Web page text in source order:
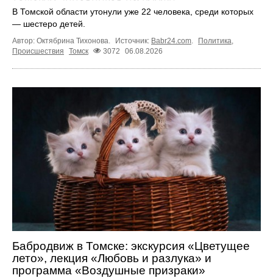
В Томской области утонули уже 22 человека, среди которых
— шестеро детей.
Автор: Октябрина Тихонова. Источник: Babr24.com Политика
Происшествия
Томск 3072 06.08.2026
Бабродвиж в Томске: экскурсия «Цветущее
лето», лекция «Любовь и разлука» и
программа «Воздушные призраки»